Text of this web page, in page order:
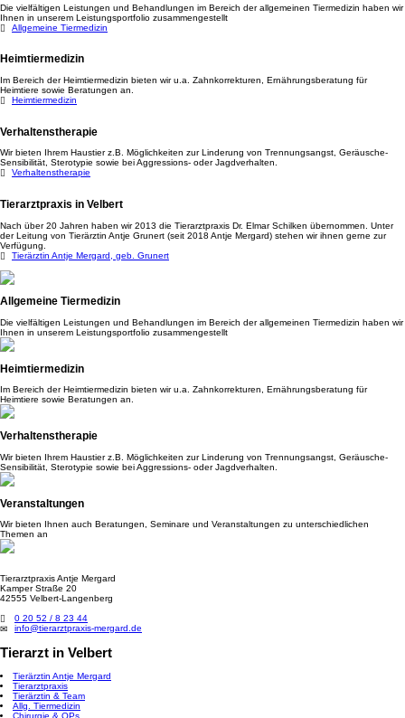
Die vielfältigen Leistungen und Behandlungen im Bereich der allgemeinen Tiermedizin haben wir
Ihnen in unserem Leistungsportfolio zusammengestellt
Allgemeine Tiermedizin
Heimtiermedizin
Im Bereich der Heimtiermedizin bieten wir u.a. Zahnkorrekturen, Ernährungsberatung für
Heimtiere sowie Beratungen an.
Heimtiermedizin
Verhaltenstherapie
Wir bieten Ihrem Haustier z.B. Möglichkeiten zur Linderung von Trennungsangst, Geräusche-
Sensibilität, Sterotypie sowie bei Aggressions- oder Jagdverhalten.
Verhaltenstherapie
Tierarztpraxis in Velbert
Nach über 20 Jahren haben wir 2013 die Tierarztpraxis Dr. Elmar Schilken übernommen. Unter
der Leitung von Tierärztin Antje Grunert (seit 2018 Antje Mergard) stehen wir ihnen gerne zur
Verfügung.
Tierärztin Antje Mergard, geb. Grunert
Allgemeine Tiermedizin
Die vielfältigen Leistungen und Behandlungen im Bereich der allgemeinen Tiermedizin haben wir
Ihnen in unserem Leistungsportfolio zusammengestellt
Heimtiermedizin
Im Bereich der Heimtiermedizin bieten wir u.a. Zahnkorrekturen, Ernährungsberatung für
Heimtiere sowie Beratungen an.
Verhaltenstherapie
Wir bieten Ihrem Haustier z.B. Möglichkeiten zur Linderung von Trennungsangst, Geräusche-
Sensibilität, Sterotypie sowie bei Aggressions- oder Jagdverhalten.
Veranstaltungen
Wir bieten Ihnen auch Beratungen, Seminare und Veranstaltungen zu unterschiedlichen
Themen an
Tierarztpraxis Antje Mergard
Kamper Straße 20
42555 Velbert-Langenberg
0 20 52 / 8 23 44
info@tierarztpraxis-mergard.de
Tierarzt in Velbert
Tierärztin Antje Mergard
Tierarztpraxis
Tierärztin & Team
Allg. Tiermedizin
Chirurgie & OPs